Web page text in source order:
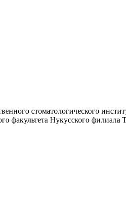
стоматологического
факультета Нукусского филиала